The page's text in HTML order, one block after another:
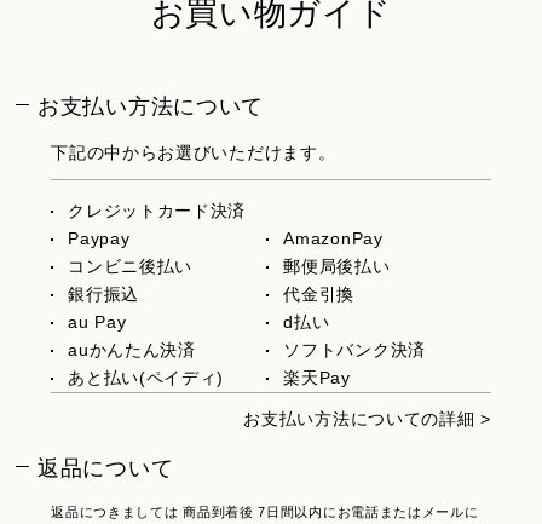
お買い物ガイド
お支払い方法について
下記の中からお選びいただけます。
クレジットカード決済
Paypay
AmazonPay
コンビニ後払い
郵便局後払い
銀行振込
代金引換
au Pay
d払い
auかんたん決済
ソフトバンク決済
あと払い(ペイディ)
楽天Pay
お支払い方法についての詳細 >
返品について
返品につきましては 商品到着後 7日間以内にお電話またはメールに